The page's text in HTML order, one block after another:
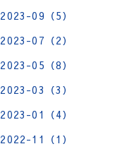
2023-09（5）
2023-07（2）
2023-05（8）
2023-03（3）
2023-01（4）
2022-11（1）